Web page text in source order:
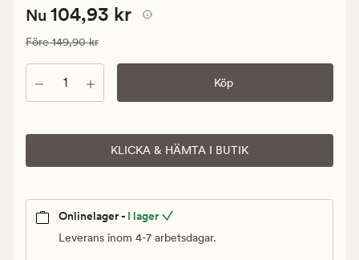
Nuvarande
104,93
kr.
Ordinarie
pris
Nuvarande pris
Nu 104,93 kr
Ordinarie pris 149,90 kr
Före149,90 kr
Antal Köp
KLICKA & HÄMTA I BUTIK
Onlinelager - I lager
Leverans inom 4-7 arbetsdagar.